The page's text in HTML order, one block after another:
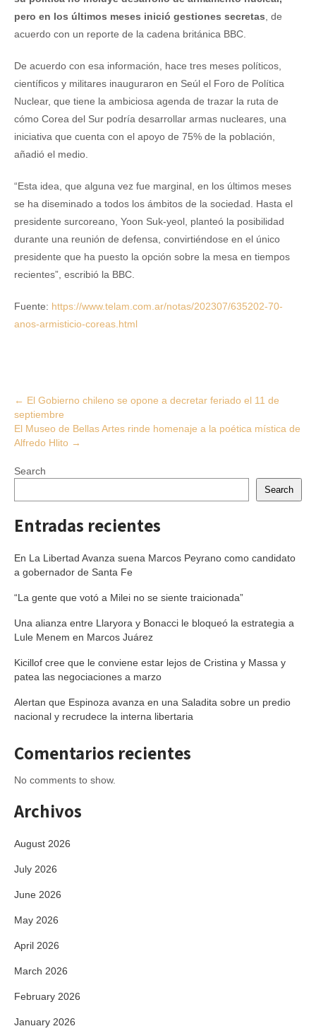
pero en los últimos meses inició gestiones secretas, de
acuerdo con un reporte de la cadena británica BBC.
De acuerdo con esa información, hace tres meses políticos,
científicos y militares inauguraron en Seúl el Foro de Política
Nuclear, que tiene la ambiciosa agenda de trazar la ruta de
cómo Corea del Sur podría desarrollar armas nucleares, una
iniciativa que cuenta con el apoyo de 75% de la población,
añadió el medio.
“Esta idea, que alguna vez fue marginal, en los últimos meses
se ha diseminado a todos los ámbitos de la sociedad. Hasta el
presidente surcoreano, Yoon Suk-yeol, planteó la posibilidad
durante una reunión de defensa, convirtiéndose en el único
presidente que ha puesto la opción sobre la mesa en tiempos
recientes”, escribió la BBC.
Fuente: https://www.telam.com.ar/notas/202307/635202-70-
anos-armisticio-coreas.html
Post
navigation
← El Gobierno chileno se opone a decretar feriado el 11 de
septiembre
El Museo de Bellas Artes rinde homenaje a la poética mística de
Alfredo Hlito →
Search
Search
Entradas recientes
En La Libertad Avanza suena Marcos Peyrano como candidato
a gobernador de Santa Fe
“La gente que votó a Milei no se siente traicionada”
Una alianza entre Llaryora y Bonacci le bloqueó la estrategia a
Lule Menem en Marcos Juárez
Kicillof cree que le conviene estar lejos de Cristina y Massa y
patea las negociaciones a marzo
Alertan que Espinoza avanza en una Saladita sobre un predio
nacional y recrudece la interna libertaria
Comentarios recientes
No comments to show.
Archivos
August 2026
July 2026
June 2026
May 2026
April 2026
March 2026
February 2026
January 2026